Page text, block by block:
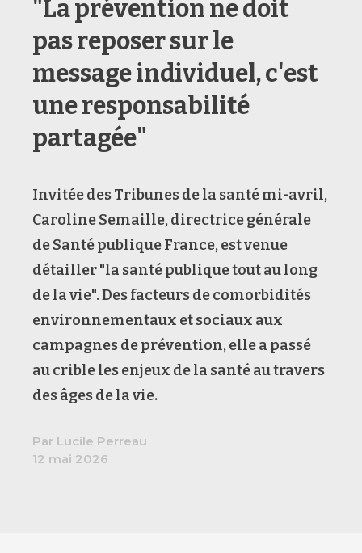
"La prévention ne doit
pas reposer sur le
message individuel, c'est
une responsabilité
partagée"
Invitée des Tribunes de la santé mi-avril,
Caroline Semaille, directrice générale
de Santé publique France, est venue
détailler "la santé publique tout au long
de la vie". Des facteurs de comorbidités
environnementaux et sociaux aux
campagnes de prévention, elle a passé
au crible les enjeux de la santé au travers
des âges de la vie.
Par Lucile Perreau
12 mai 2026